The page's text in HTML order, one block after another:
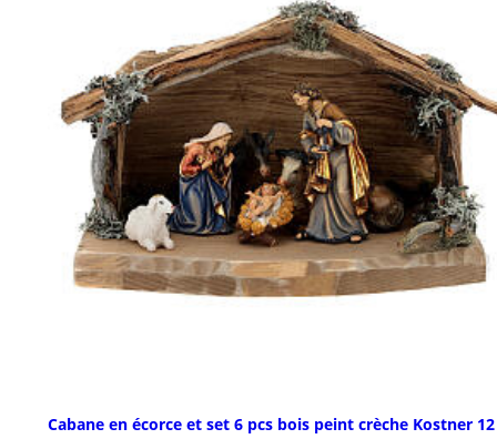
Cabane en écorce et set 6 pcs bois peint crèche Kostner